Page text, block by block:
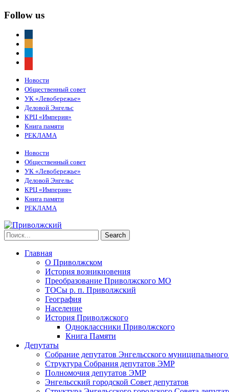
Follow us
Новости
Общественный совет
УК «Левобережье»
Деловой Энгельс
КРЦ «Империя»
Книга памяти
РЕКЛАМА
Новости
Общественный совет
УК «Левобережье»
Деловой Энгельс
КРЦ «Империя»
Книга памяти
РЕКЛАМА
Главная
О Приволжском
История возникновения
Преобразование Приволжского МО
ТОСы р. п. Приволжский
География
Население
История Приволжского
Одноклассники Приволжского
Книга Памяти
Депутаты
Собрание депутатов Энгельсского
Структура Собрания депутатов ЭМР
Полномочия депутатов ЭМР
Энгельсский городской Совет депутатов